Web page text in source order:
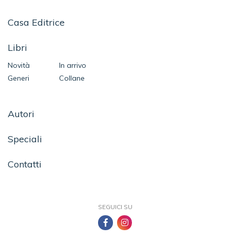
Casa Editrice
Libri
Novità
In arrivo
Generi
Collane
Autori
Speciali
Contatti
SEGUICI SU